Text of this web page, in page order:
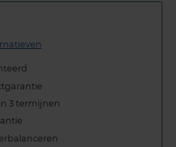
3 termijnen